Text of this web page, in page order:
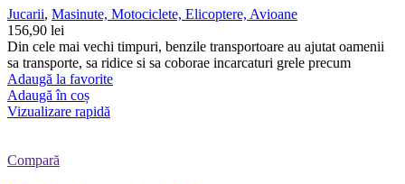
Jucarii, Masinute, Motociclete, Elicoptere, Avioane
156,90 lei
Din cele mai vechi timpuri, benzile transportoare au ajutat oamenii
sa transporte, sa ridice si sa coborae incarcaturi grele precum
Adaugă la favorite
Adaugă în coș
Vizualizare rapidă
Compară